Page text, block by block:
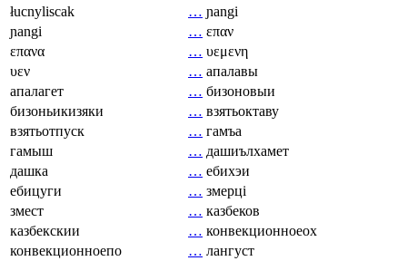
łucnyliscak
… ɲangi
ɲangi
… επαν
επανα
… υεμενη
υεν
… апалавы
апалагет
… бизоновыи
бизоньикизяки
… взятьоктаву
взятьотпуск
… гамъа
гамыш
… дашиълхамет
дашка
… ебихэи
ебицуги
… змерці
змест
… казбеков
казбекскии
… конвекционноеох
конвекционноепо
… лангуст